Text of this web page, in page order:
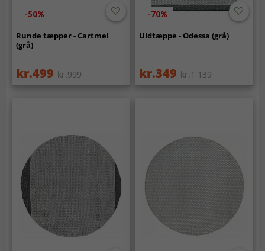
-50%
Runde tæpper - Cartmel
(grå)
kr.499 kr.999
-70%
Uldtæppe - Odessa (grå)
kr.349 kr.1 139